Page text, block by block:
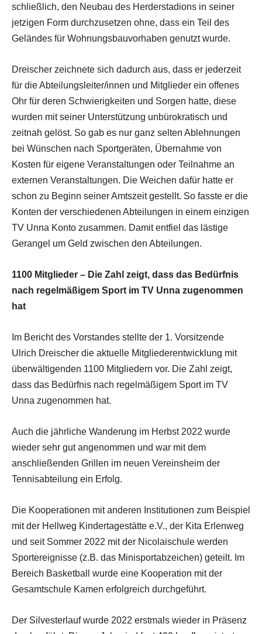
schließlich, den Neubau des Herderstadions in seiner
jetzigen Form durchzusetzen ohne, dass ein Teil des
Geländes für Wohnungsbauvorhaben genutzt wurde.
Dreischer zeichnete sich dadurch aus, dass er jederzeit
für die Abteilungsleiter/innen und Mitglieder ein offenes
Ohr für deren Schwierigkeiten und Sorgen hatte, diese
wurden mit seiner Unterstützung unbürokratisch und
zeitnah gelöst. So gab es nur ganz selten Ablehnungen
bei Wünschen nach Sportgeräten, Übernahme von
Kosten für eigene Veranstaltungen oder Teilnahme an
externen Veranstaltungen. Die Weichen dafür hatte er
schon zu Beginn seiner Amtszeit gestellt. So fasste er die
Konten der verschiedenen Abteilungen in einem einzigen
TV Unna Konto zusammen. Damit entfiel das lästige
Gerangel um Geld zwischen den Abteilungen.
1100 Mitglieder – Die Zahl zeigt, dass das Bedürfnis
nach regelmäßigem Sport im TV Unna zugenommen
hat
Im Bericht des Vorstandes stellte der 1. Vorsitzende
Ulrich Dreischer die aktuelle Mitgliederentwicklung mit
überwältigenden 1100 Mitgliedern vor. Die Zahl zeigt,
dass das Bedürfnis nach regelmäßigem Sport im TV
Unna zugenommen hat.
Auch die jährliche Wanderung im Herbst 2022 wurde
wieder sehr gut angenommen und war mit dem
anschließenden Grillen im neuen Vereinsheim der
Tennisabteilung ein Erfolg.
Die Kooperationen mit anderen Institutionen zum Beispiel
mit der Hellweg Kindertagestätte e.V., der Kita Erlenweg
und seit Sommer 2022 mit der Nicolaischule werden
Sportereignisse (z.B. das Minisportabzeichen) geteilt. Im
Bereich Basketball wurde eine Kooperation mit der
Gesamtschule Kamen erfolgreich durchgeführt.
Der Silvesterlauf wurde 2022 erstmals wieder in Präsenz